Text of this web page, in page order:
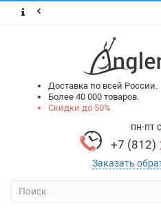
Доставка по всей России.
Более 40 000 товаров.
Скидки до 50%.
пн-пт
+7 (812)
Заказать